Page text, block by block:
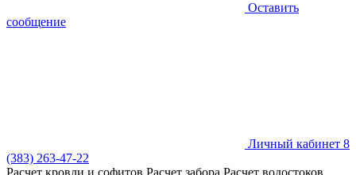
Оставить
сообщение
Личный кабинет 8
(383) 263-47-22
Расчет кровли и софитов Расчет забора Расчет водостоков